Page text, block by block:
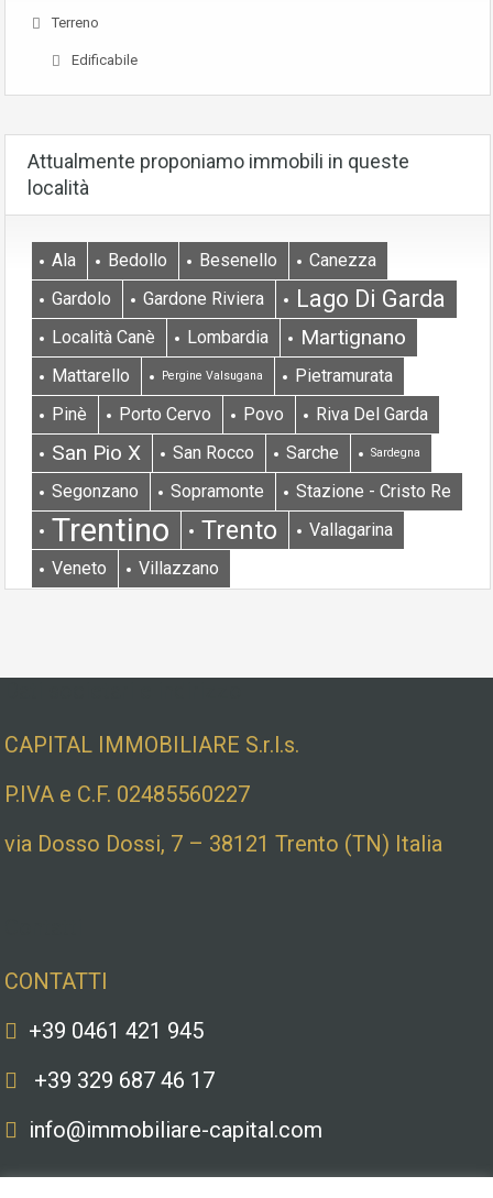
Terreno
Edificabile
Attualmente proponiamo immobili in queste
località
Ala Bedollo Besenello
Canezza
Gardolo
Gardone Riviera Lago Di Garda
Località Canè Lombardia Martignano
Mattarello Pergine Valsugana
Pietramurata
Pinè
Porto Cervo Povo Riva Del Garda
San Pio X San Rocco Sarche Sardegna
Segonzano Sopramonte Stazione - Cristo Re
Trentino Trento
Vallagarina
Veneto
Villazzano
CAPITAL IMMOBILIARE S.r.l.s.
P.IVA e C.F. 02485560227
via Dosso Dossi, 7 – 38121 Trento (TN) Italia
CONTATTI
+39 0461 421 945
+39 329 687 46 17
info@immobiliare-capital.com